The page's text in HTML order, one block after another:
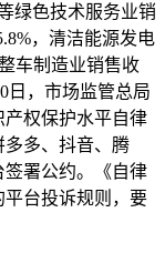
绿色技术服务业销
，清洁能源发电
车制造业销售收
日，市场监管总局
权保护水平自律
多多、抖音、腾
签署公约。《自律
台投诉规则，要